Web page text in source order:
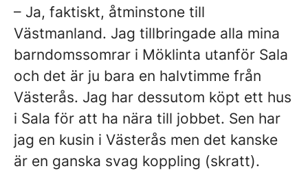
– Ja, faktiskt, åtminstone till
Västmanland. Jag tillbringade alla mina
barndomssomrar i Möklinta utanför Sala
och det är ju bara en halvtimme från
Västerås. Jag har dessutom köpt ett hus
i Sala för att ha nära till jobbet. Sen har
jag en kusin i Västerås men det kanske
är en ganska svag koppling (skratt).